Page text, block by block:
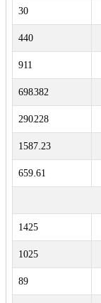
30
440
911
698,382
290,228
1587.23
659.61
1425
1025
89